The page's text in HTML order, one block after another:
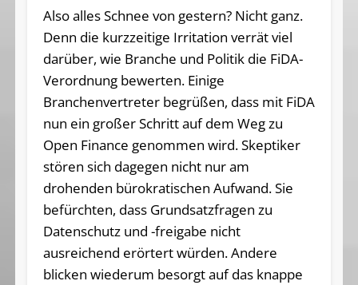
Also alles Schnee von gestern? Nicht ganz.
Denn die kurzzeitige Irritation verrät viel
darüber, wie Branche und Politik die FiDA-
Verordnung bewerten. Einige
Branchenvertreter begrüßen, dass mit FiDA
nun ein großer Schritt auf dem Weg zu
Open Finance genommen wird. Skeptiker
stören sich dagegen nicht nur am
drohenden bürokratischen Aufwand. Sie
befürchten, dass Grundsatzfragen zu
Datenschutz und -freigabe nicht
ausreichend erörtert würden. Andere
blicken wiederum besorgt auf das knappe